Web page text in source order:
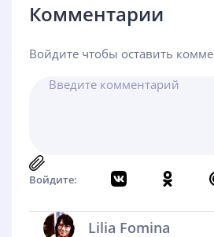
Комментарии
Войдите чтобы оставить
Войдите:
Lilia Fomina